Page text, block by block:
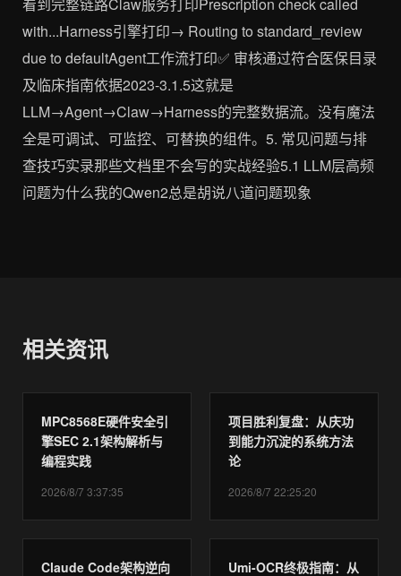
相关资讯
MPC8568E硬件安全引
擎SEC 2.1架构解析与
编程实践
2026/8/7 3:37:35
项目胜利复盘：从庆功
到能力沉淀的系统方法
论
2026/8/7 22:25:20
Claude Code架构逆向 Umi-OCR终极指南：从